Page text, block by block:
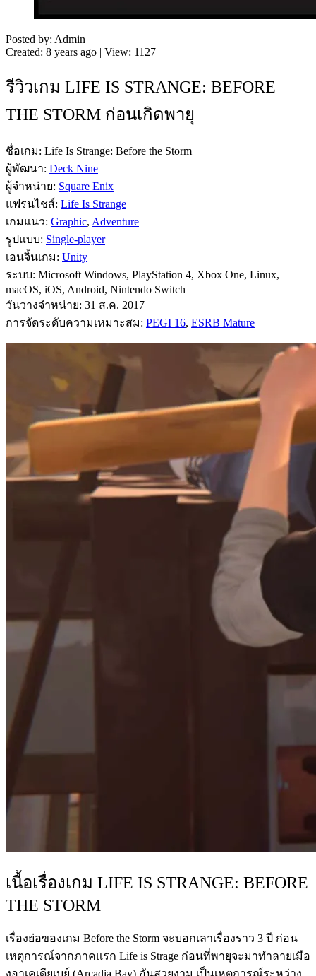
Posted by: Admin
Created: 8 years ago | View: 1127
รีวิวเกม LIFE IS STRANGE: BEFORE
THE STORM ก่อนเกิดพายุ
ชื่อเกม: Life Is Strange: Before the Storm
ผู้พัฒนา: Deck Nine
ผู้จำหน่าย: Square Enix
แฟรนไชส์: Life Is Strange
เกมแนว: Graphic, Adventure
รูปแบบ: Single-player
เอนจิ้นเกม: Unity
ระบบ: Microsoft Windows, PlayStation 4, Xbox One, Linux,
macOS, iOS, Android, Nintendo Switch
วันวางจำหน่าย: 31 ส.ค. 2017
การจัดระดับความเหมาะสม: PEGI 16, ESRB Mature
เนื้อเรื่องเกม LIFE IS STRANGE: BEFORE
THE STORM
เรื่องย่อของเกม Before the Storm จะบอกเลาเรื่องราว 3 ปี ก่อน
เหตุการณ์จากภาคแรก Life is Strage ก่อนที่พายุจะมาทำลายเมือ
งอาเคเดียเบย์ (Arcadia Bay) อันสวยงาม เป็นเหตุการณ์ระหว่าง